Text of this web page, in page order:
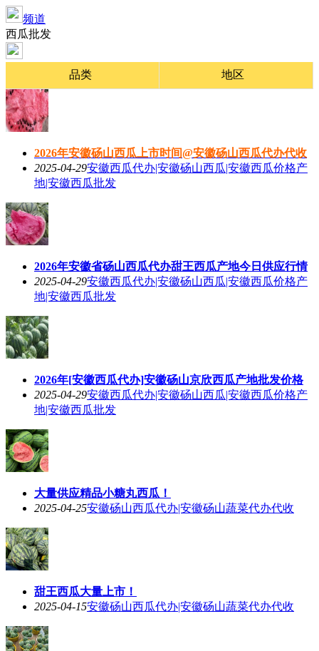
频道
西瓜批发
品类 地区
2026年安徽砀山西瓜上市时间@安徽砀山西瓜代办代收
2025-04-29安徽西瓜代办|安徽砀山西瓜|安徽西瓜价格产
地|安徽西瓜批发
2026年安徽省砀山西瓜代办甜王西瓜产地今日供应行情
2025-04-29安徽西瓜代办|安徽砀山西瓜|安徽西瓜价格产
地|安徽西瓜批发
2026年[安徽西瓜代办]安徽砀山京欣西瓜产地批发价格
2025-04-29安徽西瓜代办|安徽砀山西瓜|安徽西瓜价格产
地|安徽西瓜批发
大量供应精品小糖丸西瓜！
2025-04-25安徽砀山西瓜代办|安徽砀山蔬菜代办代收
甜王西瓜大量上市！
2025-04-15安徽砀山西瓜代办|安徽砀山蔬菜代办代收